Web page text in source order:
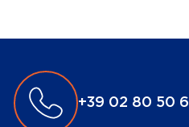
+39 02 80 50